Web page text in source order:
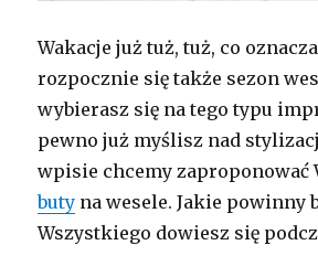
Wakacje już tuż, tuż, co
rozpocznie się także sezon
wybierasz się na tego typu
pewno już myślisz nad
wpisie chcemy zaproponować
buty na wesele. Jakie powinny
Wszystkiego dowiesz się